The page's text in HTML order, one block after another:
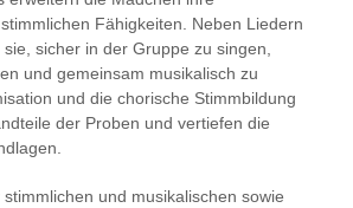
Fähigkeiten. Neben Liedern
sicher in der Gruppe zu singen,
und gemeinsam musikalisch zu
und die chorische Stimmbildung
der Proben und vertiefen die
und musikalischen sowie